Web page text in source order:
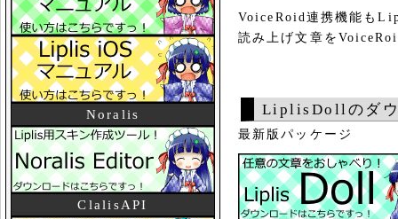
VoiceRoid連携機能も
読み上げ文章を
LiplisDollのダ
最新版パッケージ
Noralis
ClalisAPI